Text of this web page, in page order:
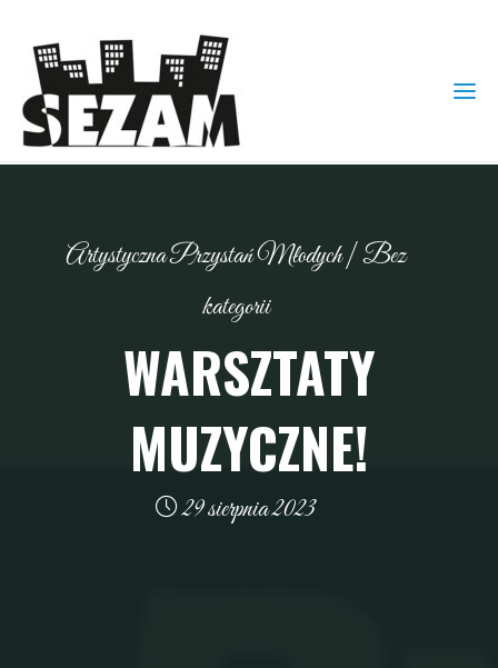
Artystyczna Przystań Młodych|Bez
kategorii
WARSZTATY
MUZYCZNE!
29 sierpnia 2023